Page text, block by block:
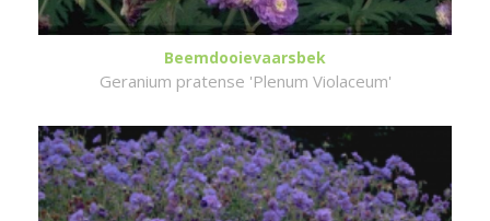
Beemdooievaarsbek
Geranium pratense 'Plenum Violaceum'